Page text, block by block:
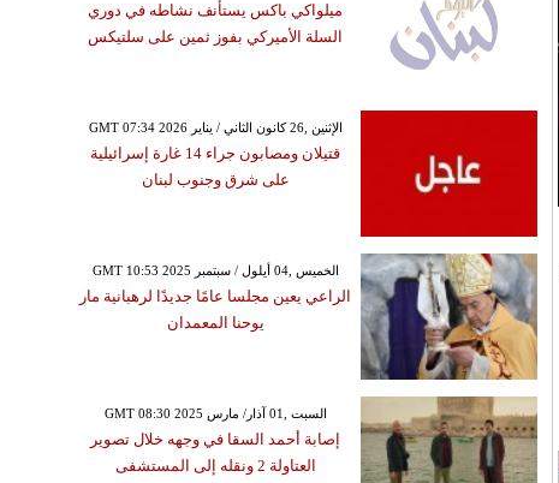
ميلواكي باكس يستأنف نشاطه في دوري
السلة الأميركي بفوز ثمين على سلتيكس
GMT 07:34 2026 الإثنين ,26 كانون الثاني / يناير
قتيلان ومصابون جراء 14 غارة إسرائيلية
على شرق وجنوب لبنان
GMT 10:53 2025 الخميس ,04 أيلول / سبتمبر
الراعي يعين مجلسا عامًا جديدًا لرهبانية مار
يوحنا المعمدان
GMT 08:30 2025 السبت ,01 آذار/ مارس
إصابة أحمد السقا في وجهه خلال تصوير
العتاولة 2 ونقله إلى المستشفى